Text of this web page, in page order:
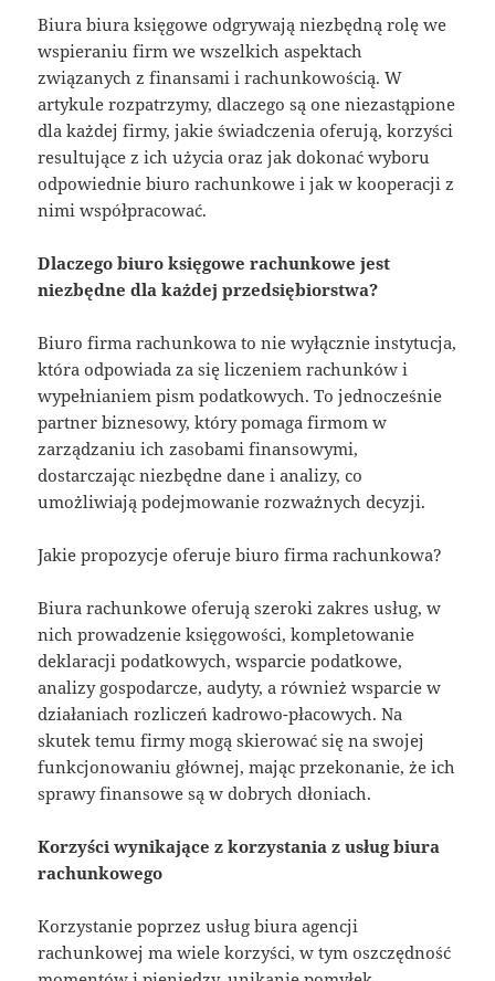
Biura biura księgowe odgrywają niezbędną rolę we
wspieraniu firm we wszelkich aspektach
związanych z finansami i rachunkowością. W
artykule rozpatrzymy, dlaczego są one niezastąpione
dla każdej firmy, jakie świadczenia oferują, korzyści
resultujące z ich użycia oraz jak dokonać wyboru
odpowiednie biuro rachunkowe i jak w kooperacji z
nimi współpracować.
Dlaczego biuro księgowe rachunkowe jest
niezbędne dla każdej przedsiębiorstwa?
Biuro firma rachunkowa to nie wyłącznie instytucja,
która odpowiada za się liczeniem rachunków i
wypełnianiem pism podatkowych. To jednocześnie
partner biznesowy, który pomaga firmom w
zarządzaniu ich zasobami finansowymi,
dostarczając niezbędne dane i analizy, co
umożliwiają podejmowanie rozważnych decyzji.
Jakie propozycje oferuje biuro firma rachunkowa?
Biura rachunkowe oferują szeroki zakres usług, w
nich prowadzenie księgowości, kompletowanie
deklaracji podatkowych, wsparcie podatkowe,
analizy gospodarcze, audyty, a również wsparcie w
działaniach rozliczeń kadrowo-płacowych. Na
skutek temu firmy mogą skierować się na swojej
funkcjonowaniu głównej, mając przekonanie, że ich
sprawy finansowe są w dobrych dłoniach.
Korzyści wynikające z korzystania z usług biura
rachunkowego
Korzystanie poprzez usług biura agencji
rachunkowej ma wiele korzyści, w tym oszczędność